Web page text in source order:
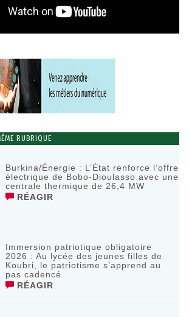
RUBRIQUE
Burkina/Énergie : L’État renforce l’offre
électrique de Bobo-Dioulasso avec une
centrale thermique de 26,4 MW
RÉAGIR
Immersion patriotique obligatoire
2026 : Au lycée des jeunes filles de
Koubri, le patriotisme s’apprend au
pas cadencé
RÉAGIR